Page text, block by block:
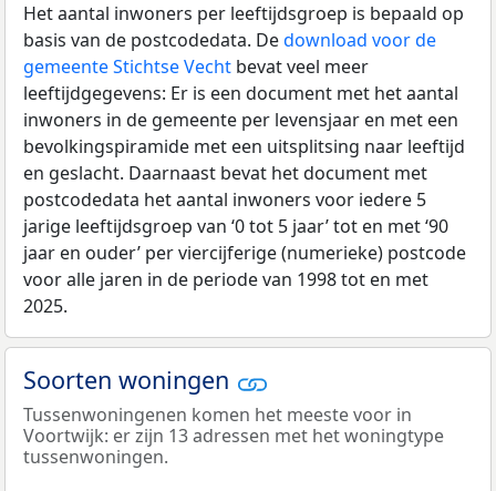
Het aantal inwoners per leeftijdsgroep is bepaald op
basis van de postcodedata. Dedownload voor de
gemeente Stichtse Vecht bevat veel meer
leeftijdgegevens: Er is een document met het aantal
inwoners in de gemeente per levensjaar en met een
bevolkingspiramide met een uitsplitsing naar leeftijd
en geslacht. Daarnaast bevat het document met
postcodedata het aantal inwoners voor iedere 5
jarige leeftijdsgroep van ‘0 tot 5 jaar’ tot en met ‘90
jaar en ouder’ per viercijferige (numerieke) postcode
voor alle jaren in de periode van 1998 tot en met
2025.
Soorten woningen
Tussenwoningenen komen het meeste voor in
Voortwijk: er zijn 13 adressen met het woningtype
tussenwoningen.